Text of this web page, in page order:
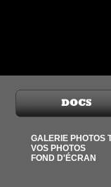
GALERIE PHOTOS
VOS PHOTOS
FOND D'ÉCRAN